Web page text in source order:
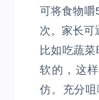
可将食物嚼
次。家长可
比如吃蔬
软的，这
仿。充分